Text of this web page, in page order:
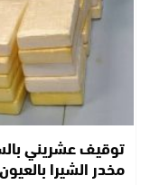
توقيف عشريني
مخدر الشيرا بالعيون